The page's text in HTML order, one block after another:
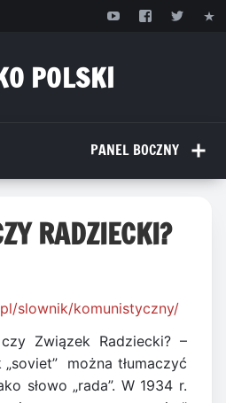
POLSKI
PANEL BOCZNY
RADZIECKI?
slownik/komunistyczny/
Związek Radziecki? –
można tłumaczyć
słowo „rada”. W 1934 r.